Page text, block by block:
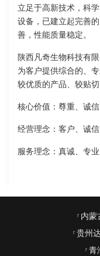
立足于高新技术，科
设备，已建立起完善
善，性能质量稳定。
陕西凡奇生物科技有
为客户提供综合的、
较优质的产品、较贴
核心价值：尊重、诚
经营理念：客户、诚
服务理念：真诚、专
内蒙
贵州
青